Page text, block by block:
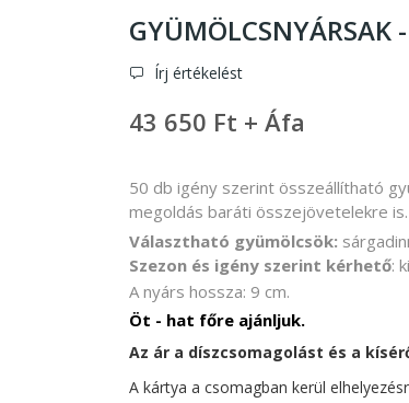
GYÜMÖLCSNYÁRSAK
Írj értékelést
43 650 Ft + Áfa
50 db igény szerint összeállítható
megoldás baráti összejövetelekre is.
Választható gyümölcsök:
Szezon és igény szerint kérhető:
A nyárs hossza: 9 cm.
Öt - hat főre ajánljuk.
Az ár a díszcsomagolást és a
A kártya a csomagban kerül